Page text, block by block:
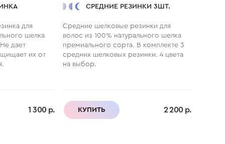
для
шелка
дает
их от
1 300 р.
СРЕДНИЕ РЕЗИНКИ 3ШТ.
Средние шелковые резинки для
волос из 100% натурального шелка
премиального сорта. В комплекте 3
средних шелковых резинки. 4 цвета
на выбор.
КУПИТЬ 2 200 р.